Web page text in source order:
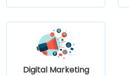
Digital Marketing